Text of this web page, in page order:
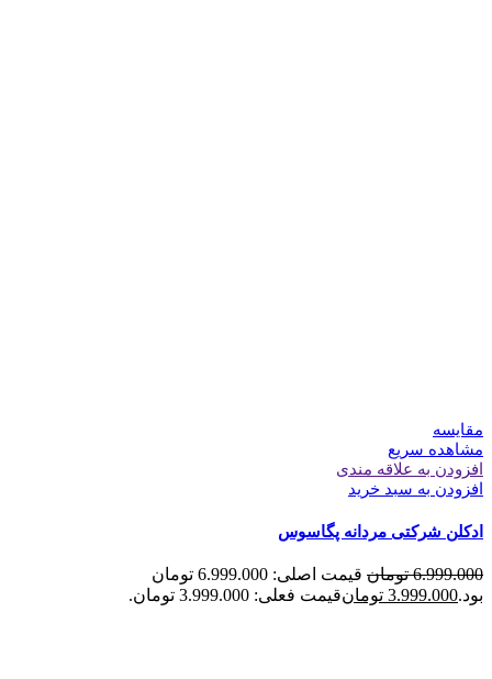
مقایسه
مشاهده سریع
افزودن به علاقه مندی
افزودن به سبد خرید
ادکلن شرکتی مردانه پگاسوس
6.999.000 تومان
قیمت اصلی: 6.999.000 تومان
بود.3.999.000 تومانقیمت فعلی: 3.999.000 تومان.